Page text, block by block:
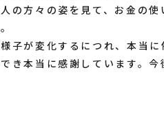
の方々の姿を見て、お金の
子が変化するにつれ、本当
き本当に感謝しています。